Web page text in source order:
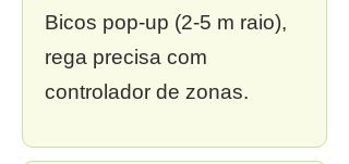
Bicos pop-up (2-5 m raio),
rega precisa com
controlador de zonas.